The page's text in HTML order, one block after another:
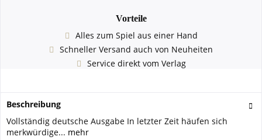
Vorteile
Alles zum Spiel aus einer Hand
Schneller Versand auch von Neuheiten
Service direkt vom Verlag
Beschreibung
Vollständig deutsche Ausgabe In letzter Zeit häufen sich
merkwürdige... mehr